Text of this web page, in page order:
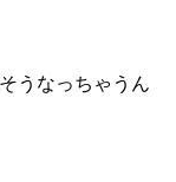
うなっちゃうん